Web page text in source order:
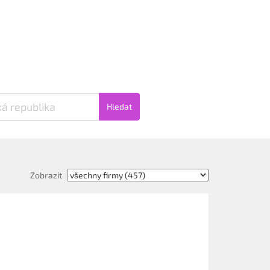
Hledat
Zobrazit